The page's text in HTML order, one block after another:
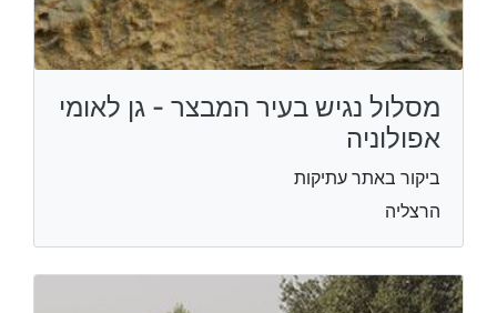
מסלול נגיש בעיר המבצר - גן לאומי
אפולוניה
ביקור באתר עתיקות
הרצליה